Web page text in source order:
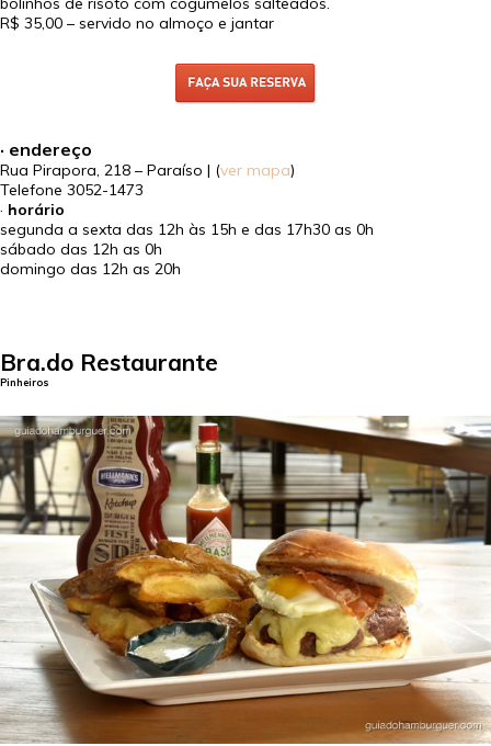
R$ 35,00 – servido no almoço e jantar
· endereço
Rua Pirapora, 218 – Paraíso | (ver mapa)
Telefone 3052-1473
· horário
segunda a sexta das 12h às 15h e das 17h30 as 0h
sábado das 12h as 0h
domingo das 12h as 20h
Bra.do Restaurante
Pinheiros